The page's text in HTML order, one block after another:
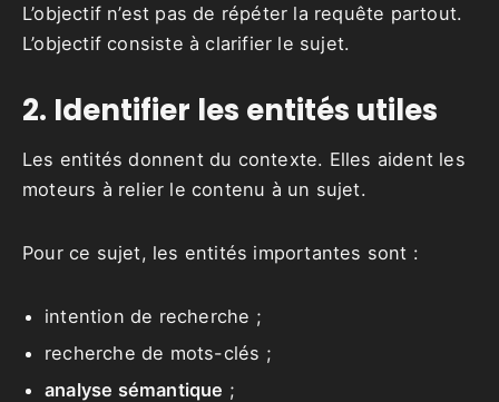
L’objectif n’est pas de répéter la requête partout.
L’objectif consiste à clarifier le sujet.
2. Identifier les entités utiles
Les entités donnent du contexte. Elles aident les
moteurs à relier le contenu à un sujet.
Pour ce sujet, les entités importantes sont :
intention de recherche ;
recherche de mots-clés ;
analyse sémantique ;